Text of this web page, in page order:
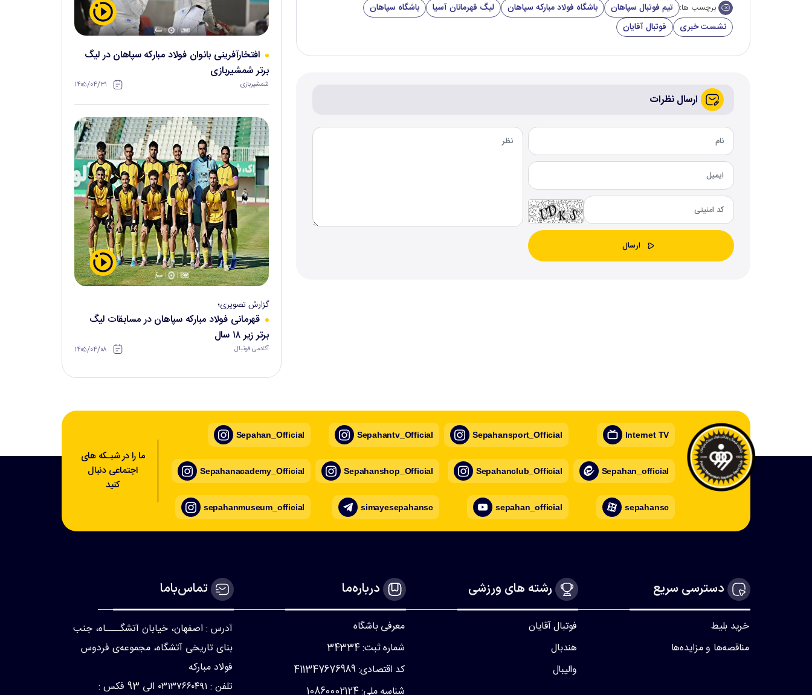
برچسب ها: تیم فوتبال سپاهان باشگاه فولاد مبارکه سپاهان لیگ قهرمانان آسیا
باشگاه سپاهان
نشست خبری
فوتبال آقایان
ارسال نظرات
افتخارآفرینی بانوان فولاد مبارکه سپاهان در لیگ
برتر شمشیربازی
شمشیربازی ۱۴۰۵/۰۴/۳۱
گزارش تصویری؛
قهرمانی فولاد مبارکه سپاهان در مسابقات لیگ
برتر زیر ۱۸ سال
آکادمی فوتبال ۱۴۰۵/۰۴/۰۸
ما را در شبـکه های
اجتماعی دنبال
کنید
Sepahan_Official
Sepahanacademy_Official
sepahanmuseum_official
Sepahantv_Official
Sepahanshop_Official
simayesepahansc
Sepahansport_Official
Sepahanclub_Official
sepahan_official
Internet TV
Sepahan_official
sepahansc
دسترسی سریع
خرید بلیط
مناقصه‌ها و مزایده‌ها
رشته های ورزشی
فوتبال آقایان
هندبال
والیبال
درباره‌ما
معرفی باشگاه
شماره ثبت: 34334
کد اقتصادی: 411347676989
شناسه ملی: 10860002124
تماس‌با‌ما
آدرس : اصفهان، خیابان آتشگــــاه، جنب
بنای تاریخی آتشگاه، مجموعه‌ی فردوس
فولاد مبارکه
تلفن : ۰۳۱۳۷۶۶۰۴۹۱ الی 93 فکس :